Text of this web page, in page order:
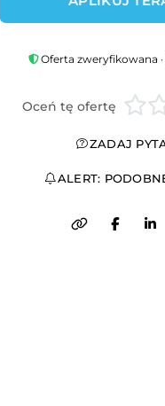
Oferta zweryfikowana
Oceń tę ofertę
ZADAJ
ALERT: